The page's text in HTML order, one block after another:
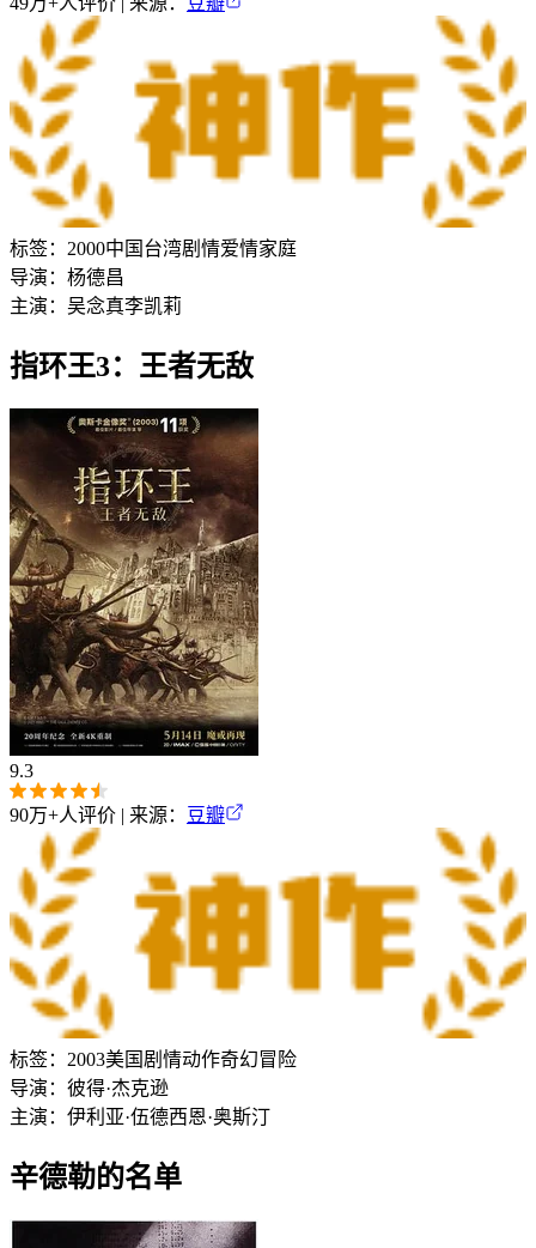
标签： 2000中国台湾剧情爱情家庭
导演： 杨德昌
主演： 吴念真李凯莉
指环王3：王者无敌
9.3
90万+人评价 | 来源： 豆瓣
标签： 2003美国 剧情动作奇幻冒险
导演： 彼得·杰克逊
主演： 伊利亚·伍德西恩·奥斯汀
辛德勒的名单